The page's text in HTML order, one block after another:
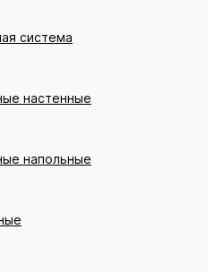
система
настенные
напольные